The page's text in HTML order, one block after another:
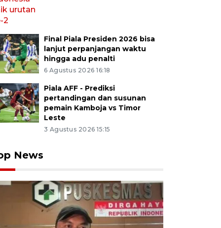
Final Piala Presiden 2026 bisa
lanjut perpanjangan waktu
hingga adu penalti
6 Agustus 2026 16:18
Piala AFF - Prediksi
pertandingan dan susunan
pemain Kamboja vs Timor
Leste
3 Agustus 2026 15:15
News